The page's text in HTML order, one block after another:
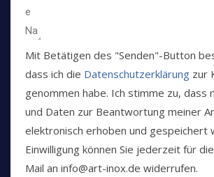
Mit Betätigen des "Senden"-Button
dass ich die Datenschutzerklärungzur
genommen habe. Ich stimme zu, dass
und Daten zur Beantwortung meiner
elektronisch erhoben und gespeichert
Einwilligung können Sie jederzeit für
Mail an info@art-inox.de widerrufen.